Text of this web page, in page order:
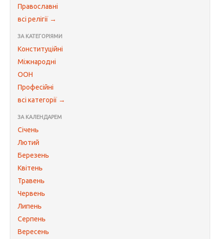
Православні
всі релігії →
ЗА КАТЕГОРІЯМИ
Конституційні
Міжнародні
ООН
Професійні
всі категорії →
ЗА КАЛЕНДАРЕМ
Січень
Лютий
Березень
Квітень
Травень
Червень
Липень
Серпень
Вересень